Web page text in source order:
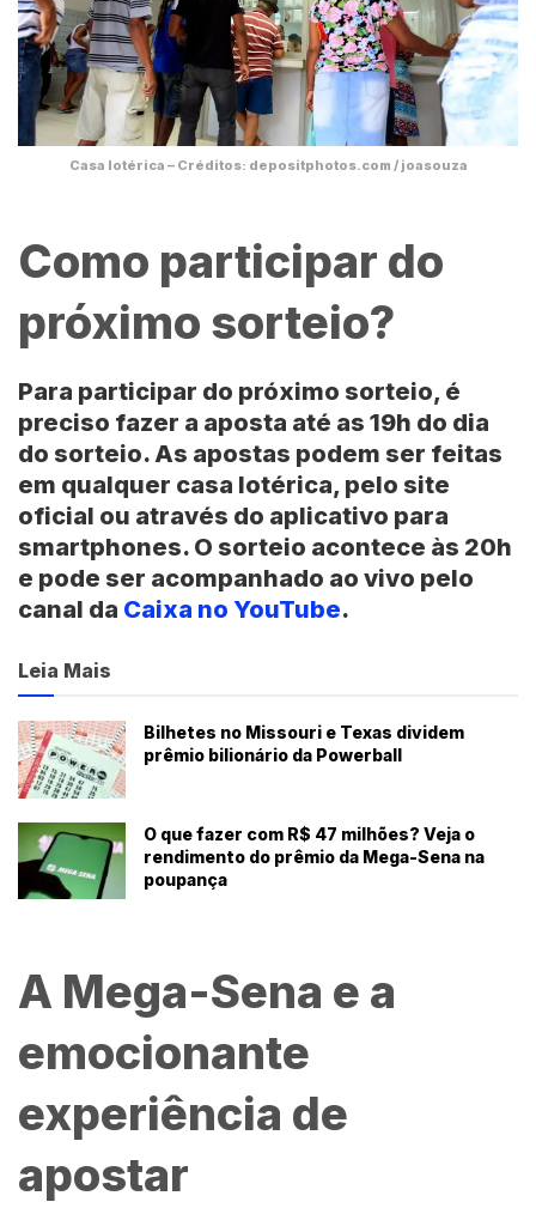
Casa lotérica – Créditos: depositphotos.com / joasouza
Como participar do
próximo sorteio?
Para participar do próximo sorteio, é
preciso fazer a aposta até as 19h do dia
do sorteio. As apostas podem ser feitas
em qualquer casa lotérica, pelo site
oficial ou através do aplicativo para
smartphones. O sorteio acontece às 20h
e pode ser acompanhado ao vivo pelo
canal da Caixa no YouTube.
Leia Mais
Bilhetes no Missouri e Texas dividem
prêmio bilionário da Powerball
O que fazer com R$ 47 milhões? Veja o
rendimento do prêmio da Mega-Sena na
poupança
A Mega-Sena e a
emocionante
experiência de
apostar